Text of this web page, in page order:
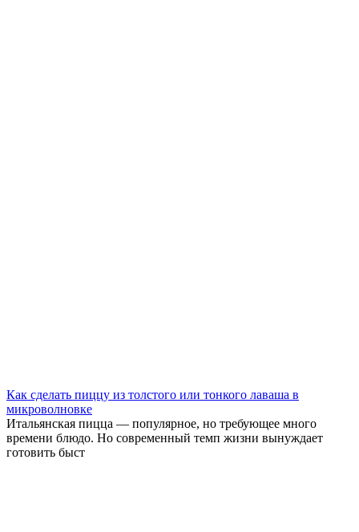
Как сделать пиццу из толстого или тонкого лаваша в
микроволновке
Итальянская пицца — популярное, но требующее много
времени блюдо. Но современный темп жизни вынуждает
готовить быст